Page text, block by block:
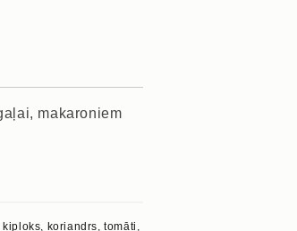
makaroniem
koriandrs, tomāti,